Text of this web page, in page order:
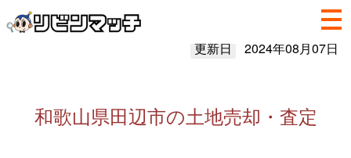
更新日 2024年08月07日
和歌山県田辺市の土地売却・査定